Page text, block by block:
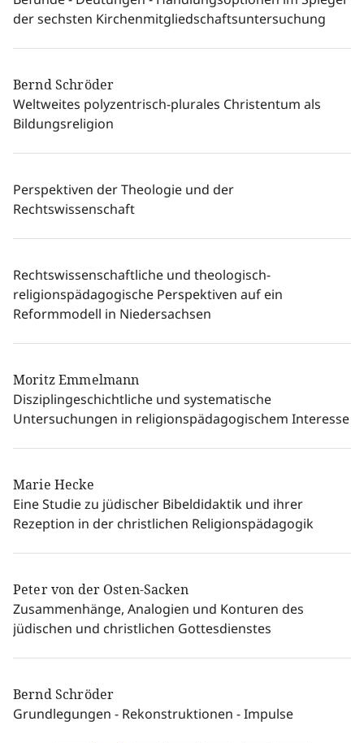
der sechsten Kirchenmitgliedschaftsuntersuchung
Bernd Schröder
Weltweites polyzentrisch-plurales Christentum als
Bildungsreligion
Perspektiven der Theologie und der
Rechtswissenschaft
Rechtswissenschaftliche und theologisch-
religionspädagogische Perspektiven auf ein
Reformmodell in Niedersachsen
Moritz Emmelmann
Disziplingeschichtliche und systematische
Untersuchungen in religionspädagogischem Interesse
Marie Hecke
Eine Studie zu jüdischer Bibeldidaktik und ihrer
Rezeption in der christlichen Religionspädagogik
Peter von der Osten-Sacken
Zusammenhänge, Analogien und Konturen des
jüdischen und christlichen Gottesdienstes
Bernd Schröder
Grundlegungen - Rekonstruktionen - Impulse